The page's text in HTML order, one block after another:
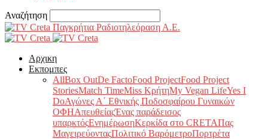
Αναζήτηση
Παγκρήτια Ραδιοτηλεόραση Α.Ε.
Αρχικη
Εκπομπες
AllBox OutDe FactoFood ProjectFood Project
StoriesMatch TimeMiss ΚρήτηMy Vegan LifeYes I
DoΑγώνες Α΄ Εθνικής Ποδοσφαίρου Γυναικών
ΟΦΗΑπευθείαςΈνας παράδεισος
υπαρκτόςΕνημέρωσηΚερκίδα στο CRETAΠας
ΜαγειρεύονταςΠολιτικό ΒαρόμετροΠορτρέτα